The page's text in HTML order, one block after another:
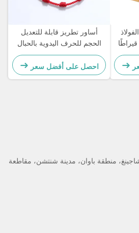
المقاوم للصدأ عيار 18 قيراطًا
أساور رمز مورس بطول 21.5
أساور تطريز قابلة للتعديل
الحجم للحرف اليدوية بالحبال
كهدية للزوجين 15 - 30 سم
احصل على أفضل سعر
منطقة باوان، مدينة شنتشن، مقاطعة